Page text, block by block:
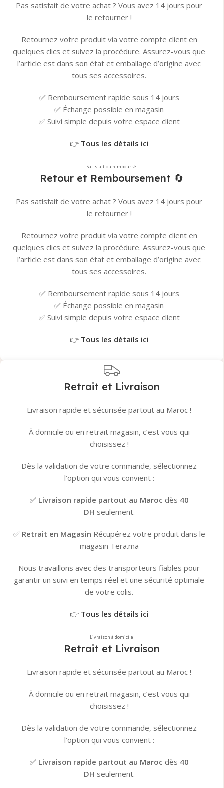
Pas satisfait de votre achat ? Vous avez 14 jours pour
le retourner !
Retournez votre produit via votre compte client en
quelques clics et suivez la procédure. Assurez-vous que
l’article est dans son état et emballage d’origine avec
tous ses accessoires.
✅ Remboursement rapide sous 14 jours
✅ Échange possible en magasin
✅ Suivi simple depuis votre espace client
👉 Tous les détails ici
Satisfait ou remboursé
Retour et Remboursement 🔄
Pas satisfait de votre achat ? Vous avez 14 jours pour
le retourner !
Retournez votre produit via votre compte client en
quelques clics et suivez la procédure. Assurez-vous que
l’article est dans son état et emballage d’origine avec
tous ses accessoires.
✅ Remboursement rapide sous 14 jours
✅ Échange possible en magasin
✅ Suivi simple depuis votre espace client
👉 Tous les détails ici
Retrait et Livraison
Livraison rapide et sécurisée partout au Maroc !
À domicile ou en retrait magasin, c’est vous qui
choisissez !
Dès la validation de votre commande, sélectionnez
l’option qui vous convient :
✅ Livraison rapide partout au Maroc dès 40
DH seulement.
✅ Retrait en Magasin Récupérez votre produit dans le
magasin Tera.ma
Nous travaillons avec des transporteurs fiables pour
garantir un suivi en temps réel et une sécurité optimale
de votre colis.
👉 Tous les détails ici
Livraison à domicile
Retrait et Livraison
Livraison rapide et sécurisée partout au Maroc !
À domicile ou en retrait magasin, c’est vous qui
choisissez !
Dès la validation de votre commande, sélectionnez
l’option qui vous convient :
✅ Livraison rapide partout au Maroc dès 40
DH seulement.